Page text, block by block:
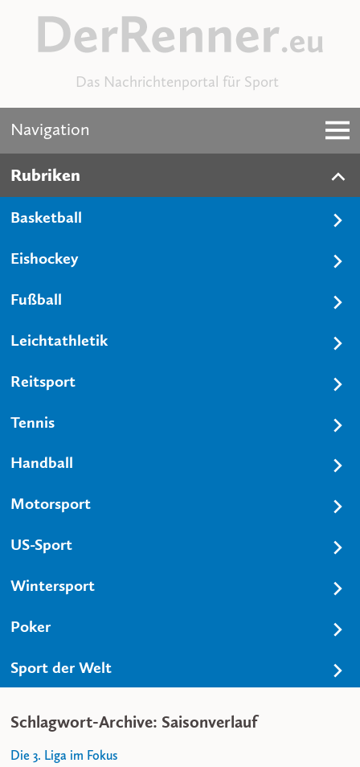
Das Nachrichtenportal für Sport
Navigation
Rubriken
Basketball
Eishockey
Fußball
Leichtathletik
Reitsport
Tennis
Handball
Motorsport
US-Sport
Wintersport
Poker
Sport der Welt
Schlagwort-Archive: Saisonverlauf
Die 3. Liga im Fokus